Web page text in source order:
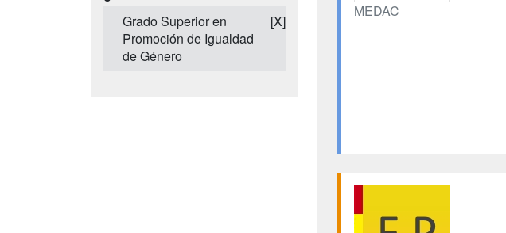
Grado Superior en
Promoción de Igualdad
de Género
[X]
MEDAC